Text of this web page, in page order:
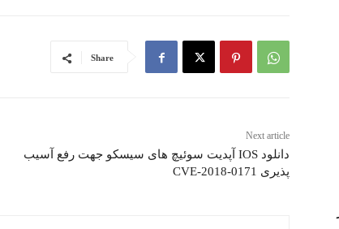
Share
Next article
دانلود IOS آپدیت سوئیچ های سیسکو جهت رفع آسیب
پذیری CVE-2018-0171